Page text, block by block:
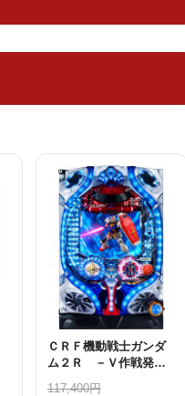
ＣＲＦ機動戦士ガンダ
ム２Ｒ －Ｖ作戦発動
117,400円